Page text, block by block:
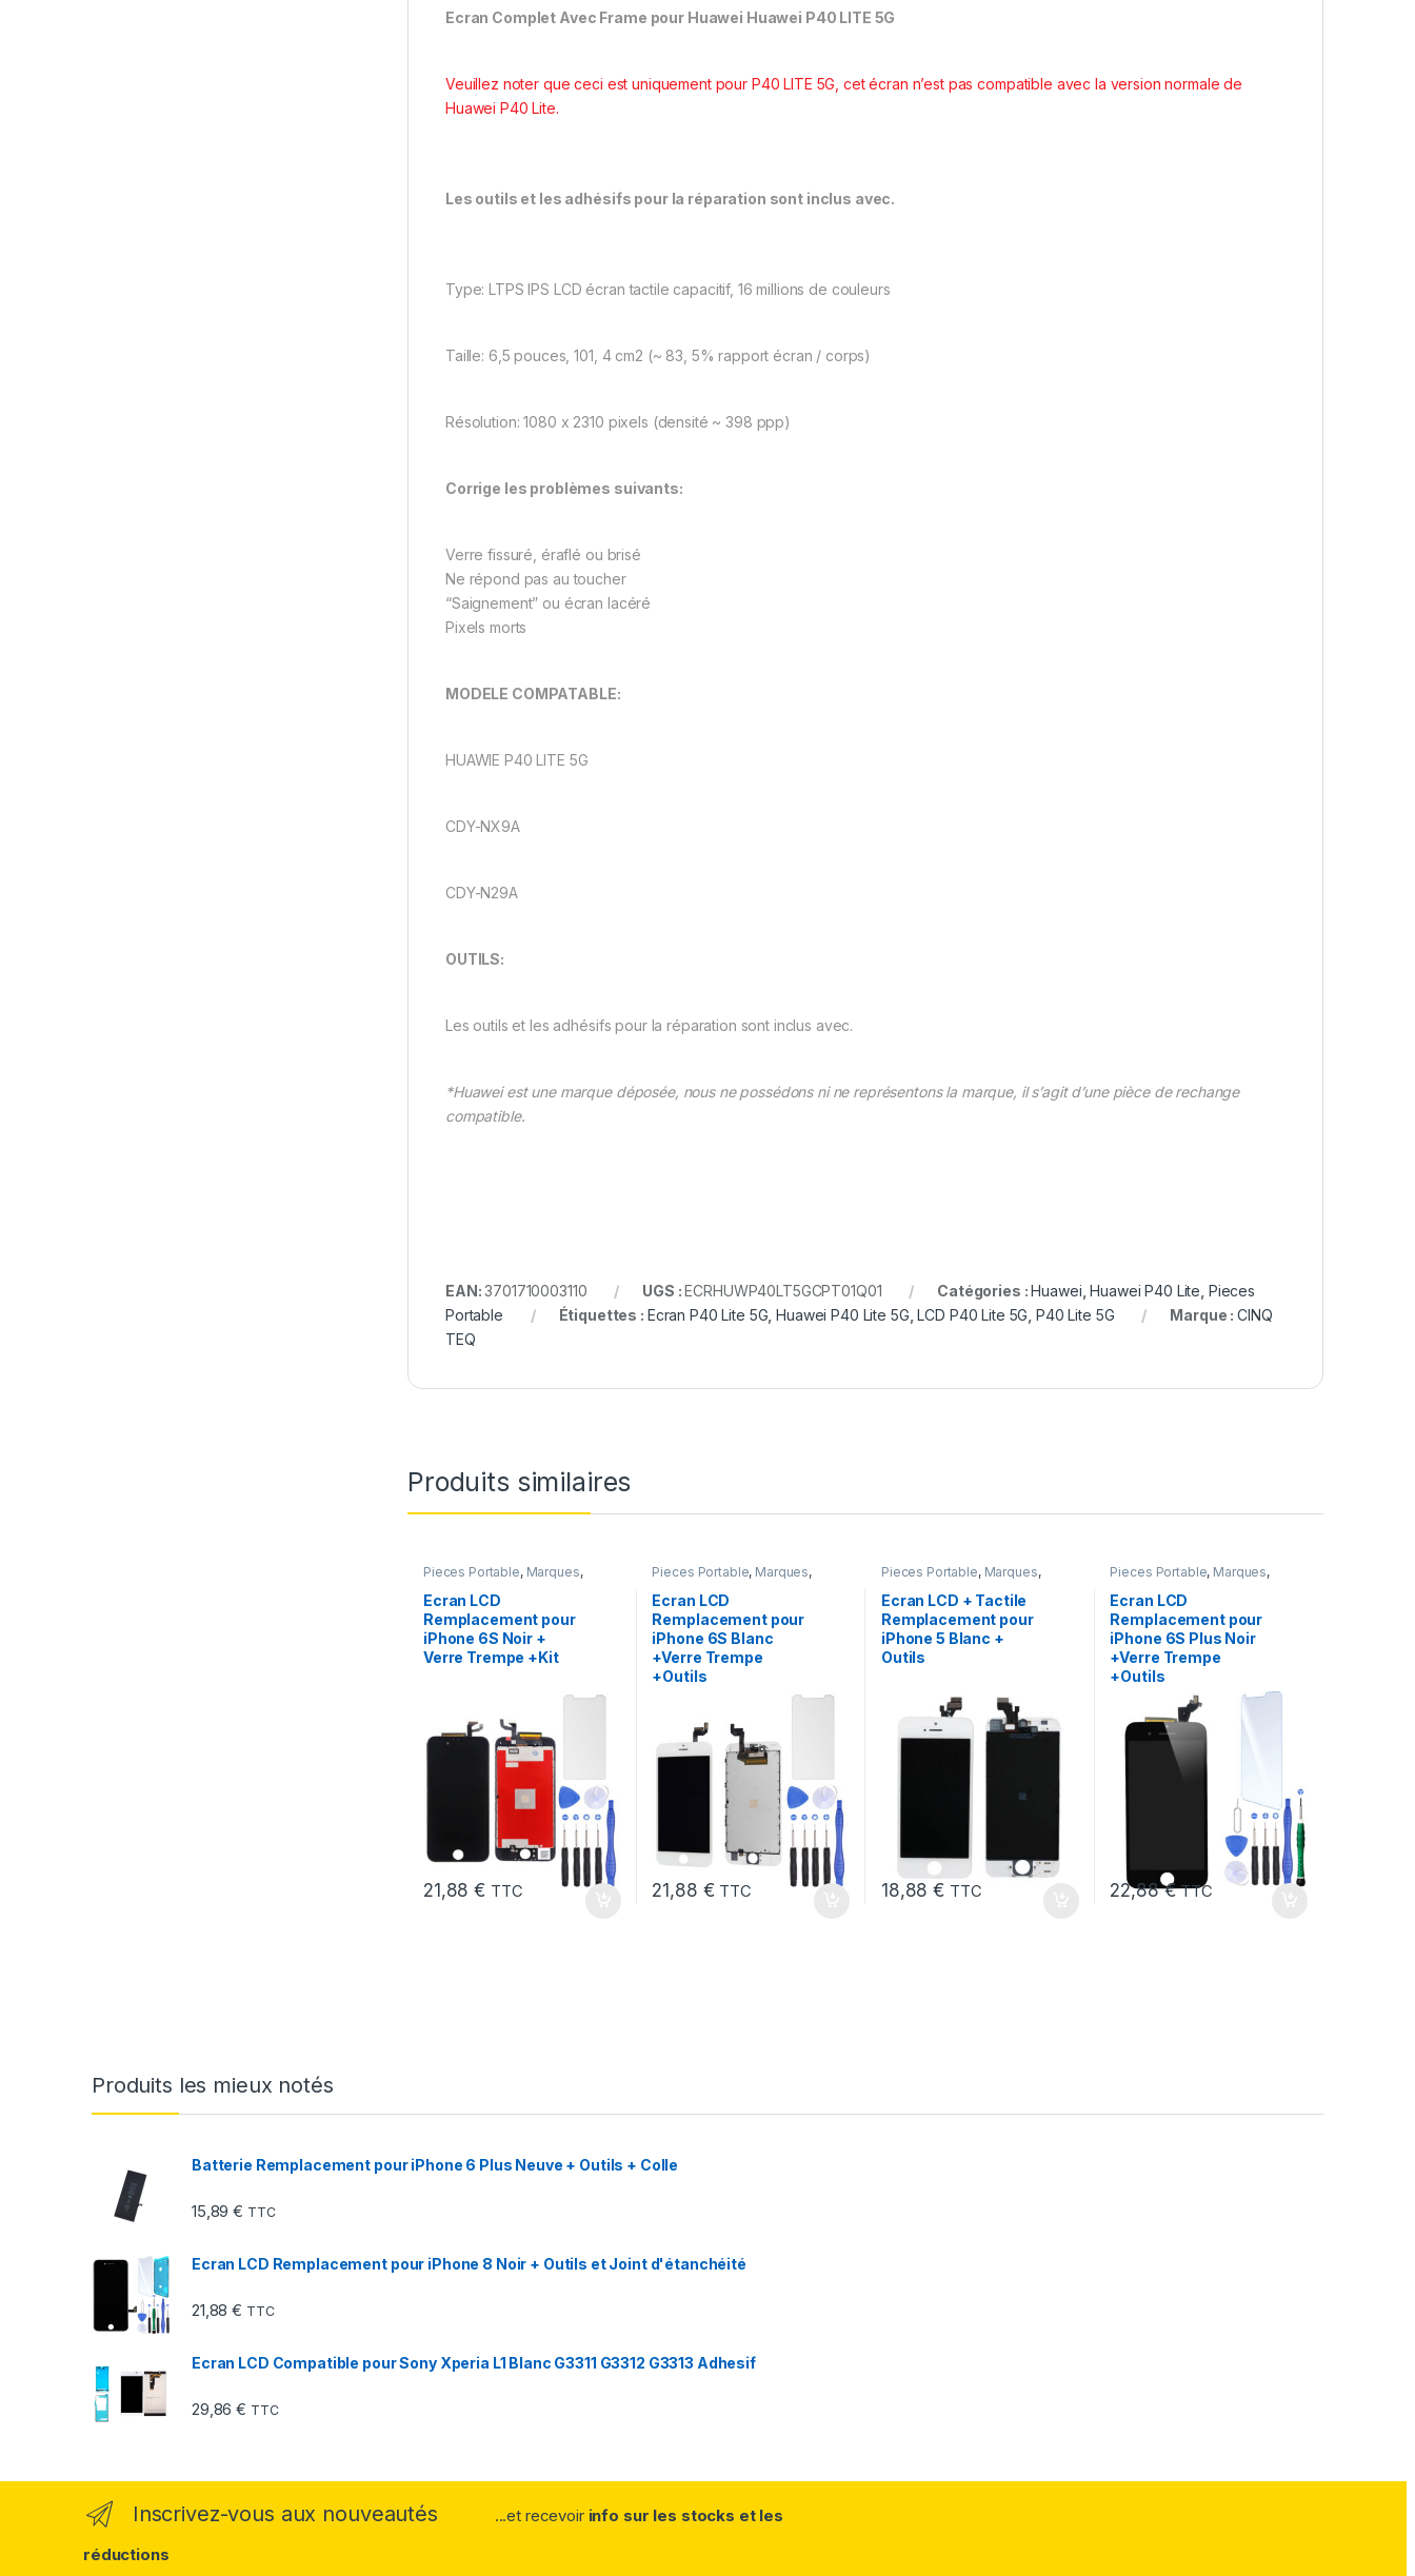
Ecran Complet Avec Frame pour Huawei Huawei P40 LITE 5G
Veuillez noter que ceci est uniquement pour P40 LITE 5G, cet écran n’est pas compatible avec la version normale de
Huawei P40 Lite.
Les outils et les adhésifs pour la réparation sont inclus avec.
Type: LTPS IPS LCD écran tactile capacitif, 16 millions de couleurs
Taille: 6,5 pouces, 101, 4 cm2 (~ 83, 5% rapport écran / corps)
Résolution: 1080 x 2310 pixels (densité ~ 398 ppp)
Corrige les problèmes suivants:
Verre fissuré, éraflé ou brisé
Ne répond pas au toucher
“Saignement” ou écran lacéré
Pixels morts
MODELE COMPATABLE:
HUAWIE P40 LITE 5G
CDY-NX9A
CDY-N29A
OUTILS:
Les outils et les adhésifs pour la réparation sont inclus avec.
*Huawei est une marque déposée, nous ne possédons ni ne représentons la marque, il s’agit d’une pièce de rechange
compatible.
EAN:3701710003110 UGS :ECRHUWP40LT5GCPT01Q01 Catégories :Huawei ,Huawei P40 Lite Pieces
Portable
Étiquettes : Ecran P40 Lite 5G ,Huawei P40 Lite 5G ,LCD P40 Lite 5G ,P40 Lite 5G Marque : CINQ
TEQ
Produits similaires
Pieces Portable, Marques,
iPhone 6s
Ecran LCD
Remplacement pour
iPhone 6S Noir +
Verre Trempe +Kit
21,88€ TTC
Pieces Portable, Marques,
iPhone 6s
Ecran LCD
Remplacement pour
iPhone 6S Blanc
+Verre Trempe
+Outils
21,88 € TTC
Pieces Portable, Marques,
Ecran LCD + Tactile
Remplacement pour
iPhone 5 Blanc +
Outils
18,88€ TTC
Pieces Portable, Marques,
iPhone 6S Plus
Ecran LCD
Remplacement pour
iPhone 6S Plus Noir
+Verre Trempe
+Outils
22,88€ TTC
Produits les mieux notés
Batterie Remplacement pour iPhone 6 Plus Neuve + Outils + Colle
15,89€ TTC
Ecran LCD Remplacement pour iPhone 8 Noir + Outils et Joint d'étanchéité
21,88€ TTC
Ecran LCD Compatible pour Sony Xperia L1 Blanc G3311 G3312 G3313 Adhesif
29,86€ TTC
Inscrivez-vous aux nouveautés ...et recevoir info sur les stocks et les
réductions